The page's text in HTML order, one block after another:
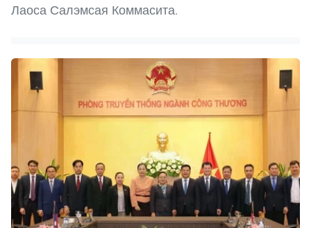
Лаоса Салэмсая Коммасита.